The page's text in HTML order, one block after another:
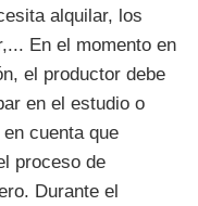
alquilar, los
En el momento en
el productor debe
en el estudio o
cuenta que
proceso de
Durante el